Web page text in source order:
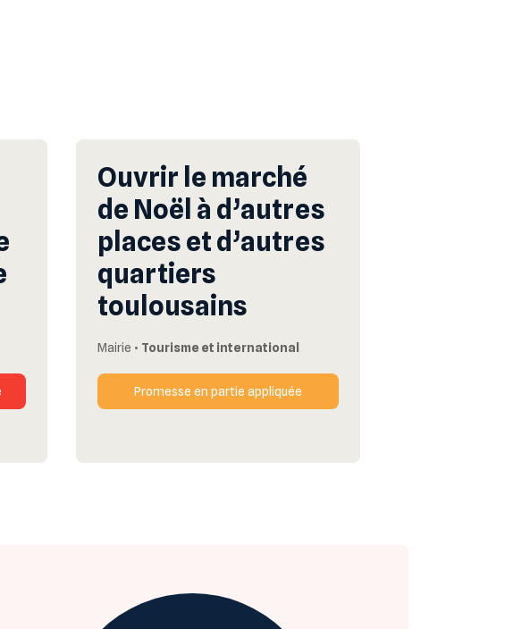
Ouvrir le marché
de Noël à d’autres
places et d’autres
quartiers
toulousains
Mairie • Tourisme et international
Promesse en partie appliquée